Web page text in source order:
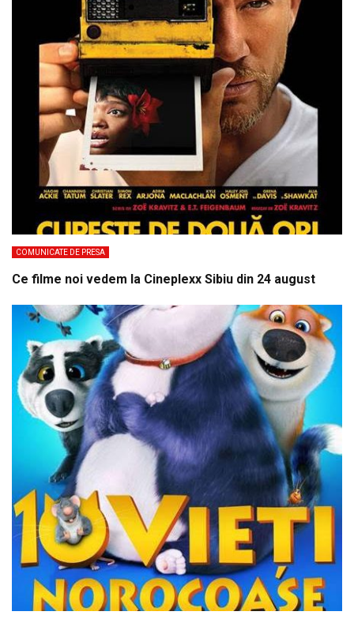
COMUNICATE DE PRESA
Ce filme noi vedem la Cineplexx Sibiu din 24 august